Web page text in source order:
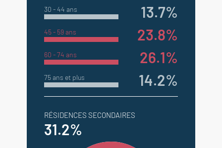
30 - 44 ans 13.7%
45 - 59 ans 23.8%
60 - 74 ans 26.1%
75 ans et plus 14.2%
RÉSIDENCES SECONDAIRES
31.2%